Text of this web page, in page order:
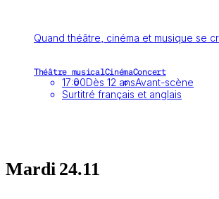
Quand théâtre, cinéma et musique se
Théâtre musicalCinémaConcert
17:00Dès 12 ansAvant-scène
Surtitré français et anglais
24.11
Mardi